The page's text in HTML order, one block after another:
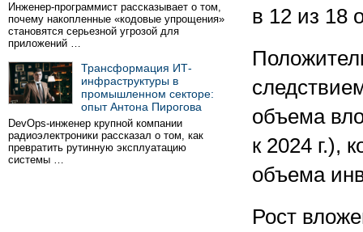
Инженер-программист рассказывает о том,
почему накопленные «кодовые упрощения»
становятся серьезной угрозой для
приложений …
Трансформация ИТ-
инфраструктуры в
промышленном секторе:
опыт Антона Пирогова
DevOps-инженер крупной компании
радиоэлектроники рассказал о том, как
превратить рутинную эксплуатацию
системы …
в 12 из 18
объема
к 2024 г.),
объема
Рост